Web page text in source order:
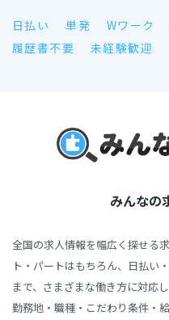
日払い 単発 Wワーク
履歴書不要
未経験歓迎
みんなの
全国の求人情報を幅広く探せる
ト・パートはもちろん、日払い
まで、さまざまな働き方に対応し
勤務地・職種・こだわり条件・